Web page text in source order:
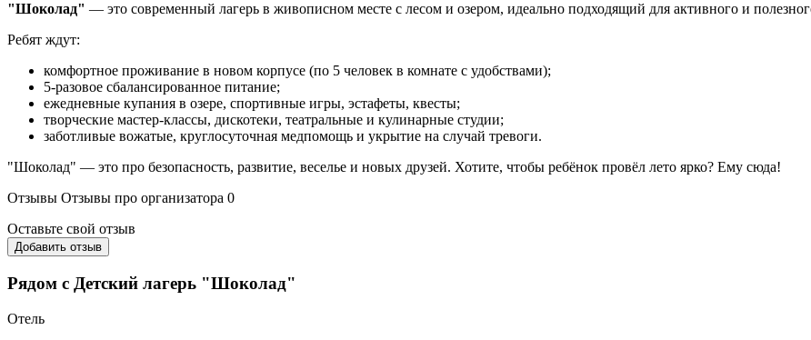
"Шоколад" — это современный лагерь в живописном месте с лесом и озером, идеально подходящий для активного и
Ребят ждут:
комфортное проживание в новом корпусе (по 5 человек в комнате с удобствами);
5-разовое сбалансированное питание;
ежедневные купания в озере, спортивные игры, эстафеты, квесты;
творческие мастер-классы, дискотеки, театральные и кулинарные студии;
заботливые вожатые, круглосуточная медпомощь и укрытие на случай тревоги.
"Шоколад" — это про безопасность, развитие, веселье и новых друзей. Хотите, чтобы ребёнок провёл лето ярко? Ему сюда!
Отзывы Отзывы про организатора 0
Оставьте свой отзыв
Добавить отзыв
Рядом с Детский лагерь "Шоколад"
Отель